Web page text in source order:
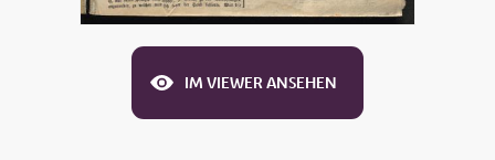
IM VIEWER ANSEHEN